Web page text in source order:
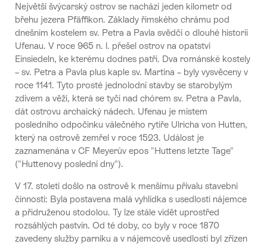
Největší švýcarský ostrov se nachází jeden kilometr od
břehu jezera Pfäffikon. Základy římského chrámu pod
dnešním kostelem sv. Petra a Pavla svědčí o dlouhé historii
Ufenau. V roce 965 n. l. přešel ostrov na opatství
Einsiedeln, ke kterému dodnes patří. Dva románské kostely
– sv. Petra a Pavla plus kaple sv. Martina – byly vysvěceny v
roce 1141. Tyto prosté jednolodní stavby se starobylým
zdivem a věží, která se tyčí nad chórem sv. Petra a Pavla,
dát ostrovu archaický nádech. Ufenau je místem
posledního odpočinku válečného rytíře Ulricha von Hutten,
který na ostrově zemřel v roce 1523. Událost je
zaznamenána v CF Meyerův epos "Huttens letzte Tage"
("Huttenovy poslední dny").
V 17. století došlo na ostrově k menšímu přívalu stavební
činnosti: Byla postavena malá vyhlídka s usedlostí nájemce
a přidruženou stodolou. Ty lze stále vidět uprostřed
rozsáhlých pastvin. Od té doby, co byly v roce 1870
zavedeny služby parníku a v nájemcově usedlosti byl zřízen